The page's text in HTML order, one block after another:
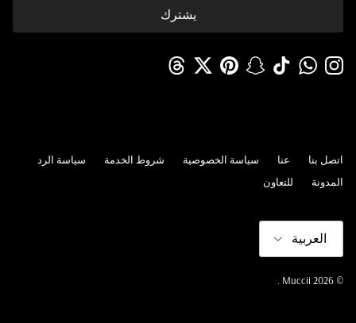
يشترك
Instagram
WhatsApp
TikTok
Snapchat
Pinterest
Twitter
Threads
اتصل بنا عنا سياسة الخصوصية شروط الخدمة
سياسة الرد
المدونة
للتعاون
العربية
© 2026
Muccii
.